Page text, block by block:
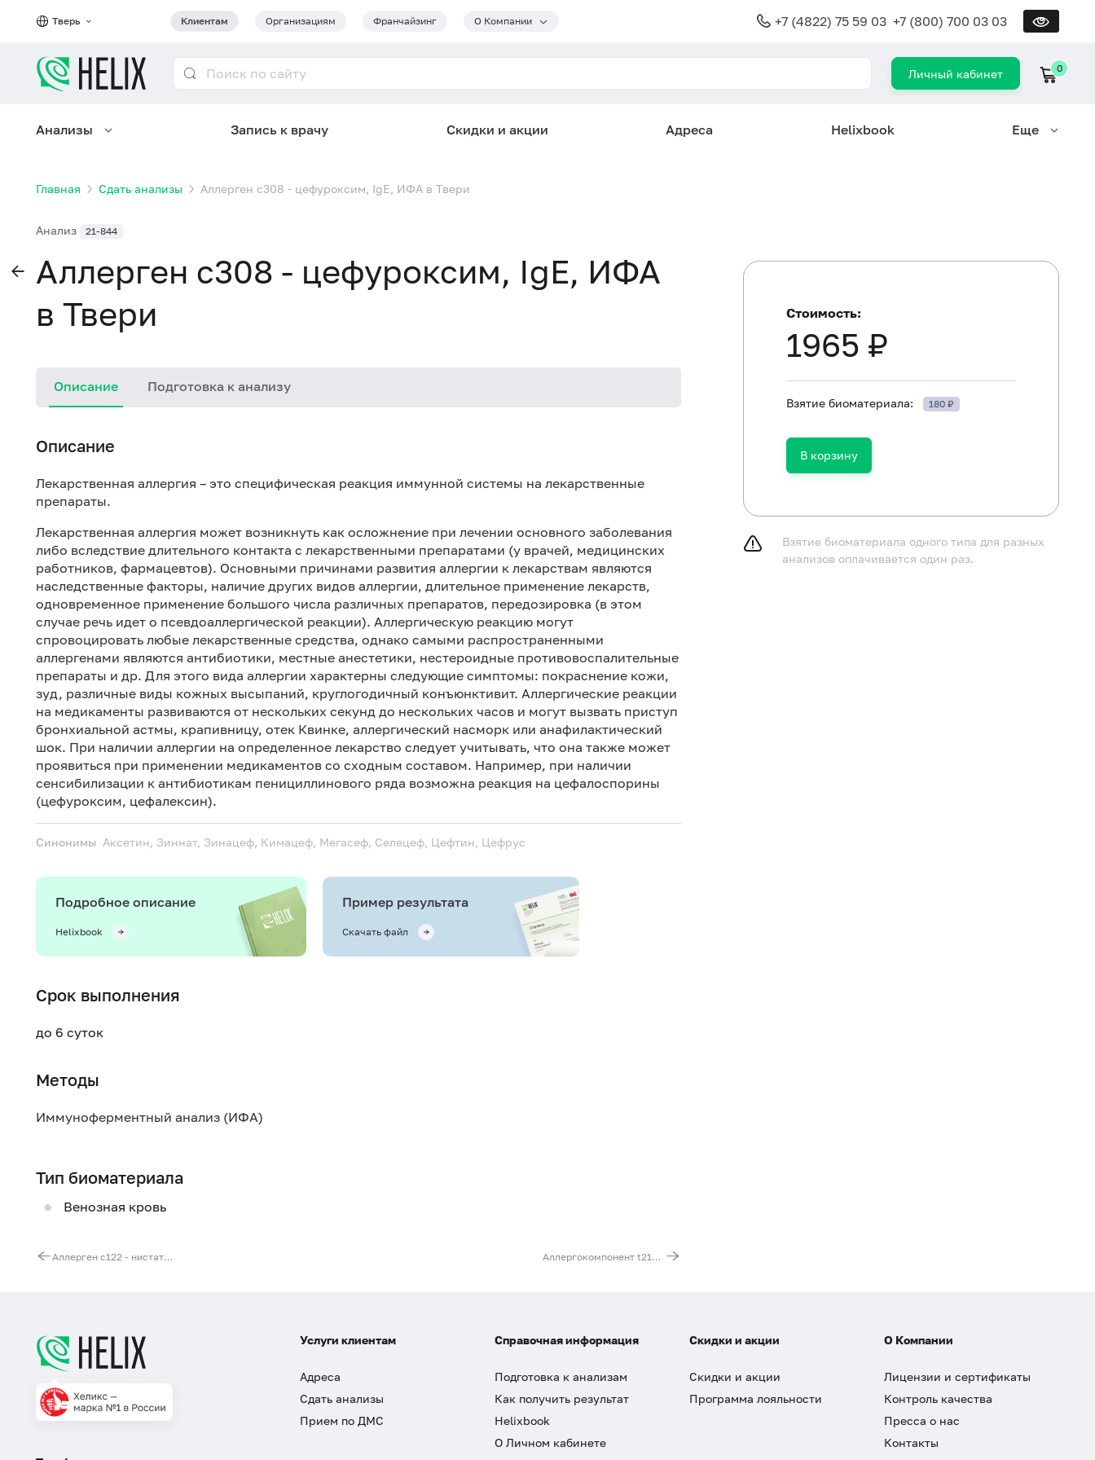
Тверь Клиентам Организациям Франчайзинг О Компании +7 (4822) 75 59 03 +7 (800) 700 03 03
Личный кабинет 0
Анализы Запись к врачу Скидки и акции Адреса Helixbook Еще
Главная Сдать анализы Аллерген c308 - цефуроксим, IgE, ИФА в Твери
Анализ 21-844
Аллерген c308 - цефуроксим, IgE, ИФА
в Твери
Описание Подготовка к анализу
Описание
Лекарственная аллергия – это специфическая реакция иммунной системы на лекарственные
препараты.
Лекарственная аллергия может возникнуть как осложнение при лечении основного заболевания
либо вследствие длительного контакта с лекарственными препаратами (у врачей, медицинских
работников, фармацевтов). Основными причинами развития аллергии к лекарствам являются
наследственные факторы, наличие других видов аллергии, длительное применение лекарств,
одновременное применение большого числа различных препаратов, передозировка (в этом
случае речь идет о псевдоаллергической реакции). Аллергическую реакцию могут
спровоцировать любые лекарственные средства, однако самыми распространенными
аллергенами являются антибиотики, местные анестетики, нестероидные противовоспалительные
препараты и др. Для этого вида аллергии характерны следующие симптомы: покраснение кожи,
зуд, различные виды кожных высыпаний, круглогодичный конъюнктивит. Аллергические реакции
на медикаменты развиваются от нескольких секунд до нескольких часов и могут вызвать приступ
бронхиальной астмы, крапивницу, отек Квинке, аллергический насморк или анафилактический
шок. При наличии аллергии на определенное лекарство следует учитывать, что она также может
проявиться при применении медикаментов со сходным составом. Например, при наличии
сенсибилизации к антибиотикам пенициллинового ряда возможна реакция на цефалоспорины
(цефуроксим, цефалексин).
Синонимы Аксетин, Зиннат, Зинацеф, Кимацеф, Мегасеф, Селецеф, Цефтин, Цефрус
Подробное описание
Helixbook
Пример результата
Скачать файл
Срок выполнения
до 6 суток
Методы
Иммуноферментный анализ (ИФА)
Тип биоматериала
Венозная кровь
Аллерген c122 - нистатин, IgE, ИФА Аллергокомпонент t215 - берёза rBet v1 PR-10, IgG (ImmunoCAP)
Не принимать пищу в течение 2-3 часов до
негазированную воду.
Стоимость:
1965 ₽
Взятие биоматериала: 180 ₽
В корзину
Взятие биоматериала одного типа для разных
анализов оплачивается один раз.
Услуги клиентам
Адреса
Сдать анализы
Прием по ДМС
Справочная информация
Подготовка к анализам
Как получить результат
Helixbook
О Личном кабинете
Скидки и акции
Скидки и акции
Программа лояльности
О Компании
Лицензии и сертификаты
Контроль качества
Пресса о нас
Контакты